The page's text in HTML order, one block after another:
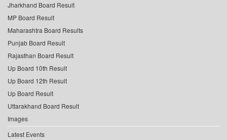
Jharkhand Board Result
MP Board Result
Maharashtra Board Results
Punjab Board Result
Rajasthan Board Result
Up Board 10th Result
Up Board 12th Result
Up Board Result
Uttarakhand Board Result
Images
Latest Events